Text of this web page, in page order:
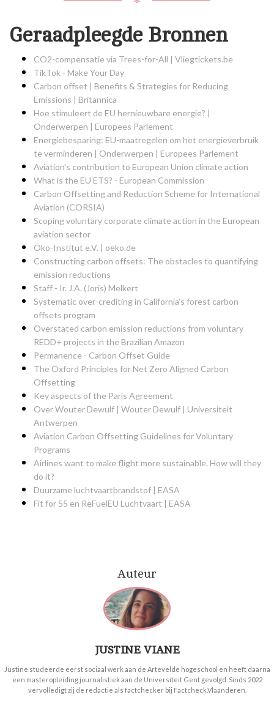
Geraadpleegde Bronnen
CO2-compensatie via Trees-for-All | Vliegtickets.be
TikTok - Make Your Day
Carbon offset | Benefits & Strategies for Reducing
Emissions | Britannica
Hoe stimuleert de EU hernieuwbare energie? |
Onderwerpen | Europees Parlement
Energiebesparing: EU-maatregelen om het energieverbruik
te verminderen | Onderwerpen | Europees Parlement
Aviation's contribution to European Union climate action
What is the EU ETS? - European Commission
Carbon Offsetting and Reduction Scheme for International
Aviation (CORSIA)
Scoping voluntary corporate climate action in the European
aviation sector
Öko-Institut e.V. | oeko.de
Constructing carbon offsets: The obstacles to quantifying
emission reductions
Staff - Ir. J.A. (Joris) Melkert
Systematic over-crediting in California's forest carbon
offsets program
Overstated carbon emission reductions from voluntary
REDD+ projects in the Brazilian Amazon
Permanence - Carbon Offset Guide
The Oxford Principles for Net Zero Aligned Carbon
Offsetting
Key aspects of the Paris Agreement
Over Wouter Dewulf | Wouter Dewulf | Universiteit
Antwerpen
Aviation Carbon Offsetting Guidelines for Voluntary
Programs
Airlines want to make flight more sustainable. How will they
do it?
Duurzame luchtvaartbrandstof | EASA
Fit for 55 en ReFuelEU Luchtvaart | EASA
Auteur
JUSTINE VIANE
Justine studeerde eerst sociaal werk aan de Artevelde hogeschool en heeft daarna
een masteropleiding journalistiek aan de Universiteit Gent gevolgd. Sinds 2022
vervolledigt zij de redactie als factchecker bij Factcheck.Vlaanderen.